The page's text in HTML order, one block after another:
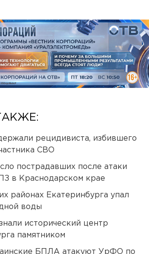
рецидивиста, избившего
СВО
пострадавших после атаки
в Краснодарском крае
районах Екатеринбурга упал
воды
исторический центр
памятником
БПЛА атакуют УрФО по